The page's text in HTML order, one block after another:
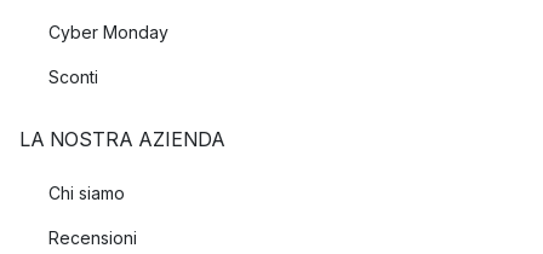
Cyber Monday
Sconti
LA NOSTRA AZIENDA
Chi siamo
Recensioni